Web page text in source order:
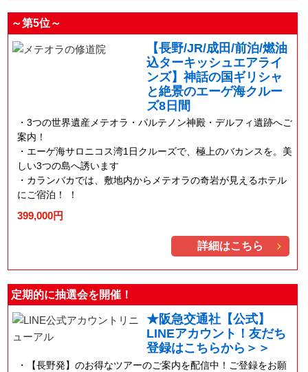
～第5位～
【長野/JR/成田/前泊/燃油
込ターキッシュエアライ
ンズ】神話の国ギリシャ
と絶景のエーゲ海クルー
ズ8日間
3つの世界遺産メテオラ・パルテノン神殿・デルフィ遺跡へご
案内！
エーゲ海サロニコス湾1日クルーズで、極上のバカンスを。美
しい3つの島へ誘います
カランバカでは、敷地内からメテオラの奇岩が見えるホテル
にご宿泊！ ！
399,000円
詳細はこちら
定期的に抽選会を開催！
★阪急交通社【公式】
LINEアカウント！友だち
登録はこちらから＞＞
【長野発】のお得なツアーのご案内を配信中！ご登録をお願